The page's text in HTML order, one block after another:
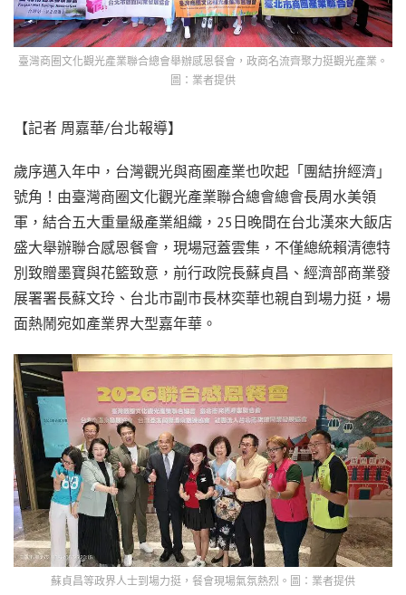
臺灣商圈文化觀光產業聯合總會舉辦感恩餐會，政商名流齊聚力挺觀光產業。
圖：業者提供
【記者 周嘉華/台北報導】
歲序邁入年中，台灣觀光與商圈產業也吹起「團結拚經濟」
號角！由臺灣商圈文化觀光產業聯合總會總會長周水美領
軍，結合五大重量級產業組織，25日晚間在台北漢來大飯店
盛大舉辦聯合感恩餐會，現場冠蓋雲集，不僅總統賴清德特
別致贈墨寶與花籃致意，前行政院長蘇貞昌、經濟部商業發
展署署長蘇文玲、台北市副市長林奕華也親自到場力挺，場
面熱鬧宛如產業界大型嘉年華。
蘇貞昌等政界人士到場力挺，餐會現場氣氛熱烈。圖：業者提供